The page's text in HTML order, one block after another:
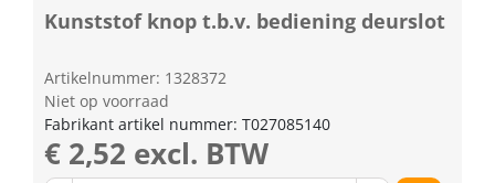
Kunststof knop t.b.v. bediening deurslot
Artikelnummer: 1328372
Niet op voorraad
Fabrikant artikel nummer: T027085140
€ 2,52 excl. BTW